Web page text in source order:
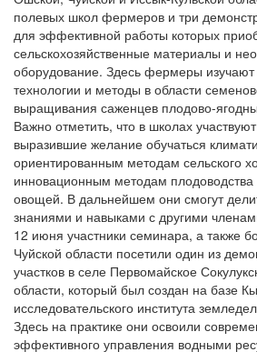
полевых школ фермеров и три
для эффективной работы которых
сельскохозяйственные материалы и
оборудование. Здесь фермеры
технологии и методы в области
выращивания саженцев плодово-
Важно отметить, что в школах
выразившие желание обучаться
ориентированным методам сельского
инновационным методам плодоводства
овощей. В дальнейшем они смогут
знаниями и навыками с другими
12 июня участники семинара, а также
Чуйской области посетили один из
участков в селе Первомайское
области, который был создан на базе
исследовательского института
Здесь на практике они освоили
эффективного управления водными